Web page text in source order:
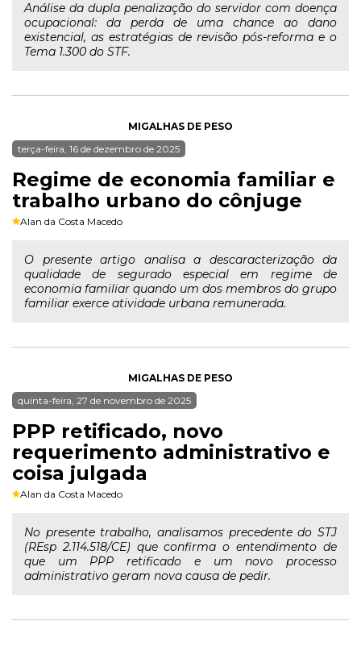
Análise da dupla penalização do servidor com doença
ocupacional: da perda de uma chance ao dano
existencial, as estratégias de revisão pós-reforma e o
Tema 1.300 do STF.
MIGALHAS DE PESO
terça-feira, 16 de dezembro de 2025
Regime de economia familiar e
trabalho urbano do cônjuge
Alan da Costa Macedo
O presente artigo analisa a descaracterização da
qualidade de segurado especial em regime de
economia familiar quando um dos membros do grupo
familiar exerce atividade urbana remunerada.
MIGALHAS DE PESO
quinta-feira, 27 de novembro de 2025
PPP retificado, novo
requerimento administrativo e
coisa julgada
Alan da Costa Macedo
No presente trabalho, analisamos precedente do STJ
(REsp 2.114.518/CE) que confirma o entendimento de
que um PPP retificado e um novo processo
administrativo geram nova causa de pedir.